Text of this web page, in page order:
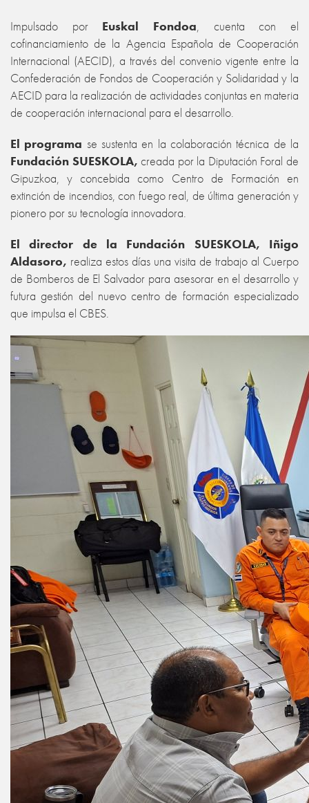
Impulsado por Euskal Fondoa, cuenta con el
cofinanciamiento de la Agencia Española de Cooperación
Internacional (AECID), a través del convenio vigente entre la
Confederación de Fondos de Cooperación y Solidaridad y la
AECID para la realización de actividades conjuntas en materia
de cooperación internacional para el desarrollo.
El programa se sustenta en la colaboración técnica de la
Fundación SUESKOLA,creada por la Diputación Foral de
Gipuzkoa, y concebida como Centro de Formación en
extinción de incendios, con fuego real, de última generación y
pionero por su tecnología innovadora.
El director de la Fundación SUESKOLA, Iñigo
Aldasoro, realiza estos días una visita de trabajo al Cuerpo
de Bomberos de El Salvador para asesorar en el desarrollo y
futura gestión del nuevo centro de formación especializado
que impulsa el CBES.